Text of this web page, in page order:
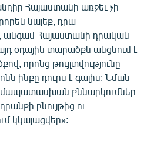
Հայաստանի առջեւ չի
նայեք, դրա
անգամ Հայաստանի դրական
օդային տարածքն անցնում է
որոնց թույլտվությունը
ինքը դուրս է գալիս: Նման
քննարկումներ
բնույթից ու
կկայացվեր»: